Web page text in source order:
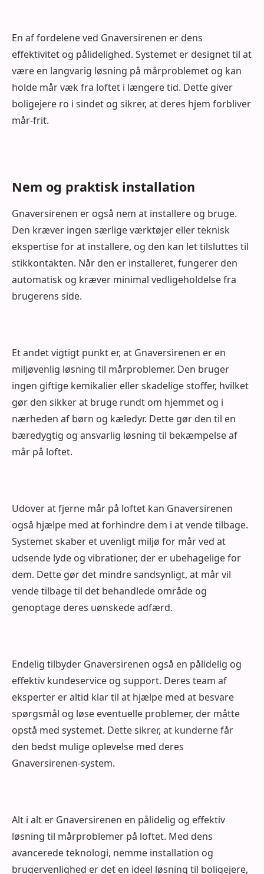
En af fordelene ved Gnaversirenen er dens
effektivitet og pålidelighed. Systemet er designet til at
være en langvarig løsning på mårproblemet og kan
holde mår væk fra loftet i længere tid. Dette giver
boligejere ro i sindet og sikrer, at deres hjem forbliver
mår-frit.
Nem og praktisk installation
Gnaversirenen er også nem at installere og bruge.
Den kræver ingen særlige værktøjer eller teknisk
ekspertise for at installere, og den kan let tilsluttes til
stikkontakten. Når den er installeret, fungerer den
automatisk og kræver minimal vedligeholdelse fra
brugerens side.
Et andet vigtigt punkt er, at Gnaversirenen er en
miljøvenlig løsning til mårproblemer. Den bruger
ingen giftige kemikalier eller skadelige stoffer, hvilket
gør den sikker at bruge rundt om hjemmet og i
nærheden af børn og kæledyr. Dette gør den til en
bæredygtig og ansvarlig løsning til bekæmpelse af
mår på loftet.
Udover at fjerne mår på loftet kan Gnaversirenen
også hjælpe med at forhindre dem i at vende tilbage.
Systemet skaber et uvenligt miljø for mår ved at
udsende lyde og vibrationer, der er ubehagelige for
dem. Dette gør det mindre sandsynligt, at mår vil
vende tilbage til det behandlede område og
genoptage deres uønskede adfærd.
Endelig tilbyder Gnaversirenen også en pålidelig og
effektiv kundeservice og support. Deres team af
eksperter er altid klar til at hjælpe med at besvare
spørgsmål og løse eventuelle problemer, der måtte
opstå med systemet. Dette sikrer, at kunderne får
den bedst mulige oplevelse med deres
Gnaversirenen-system.
Alt i alt er Gnaversirenen en pålidelig og effektiv
løsning til mårproblemer på loftet. Med dens
avancerede teknologi, nemme installation og
brugervenlighed er det en ideel løsning til boligejere,